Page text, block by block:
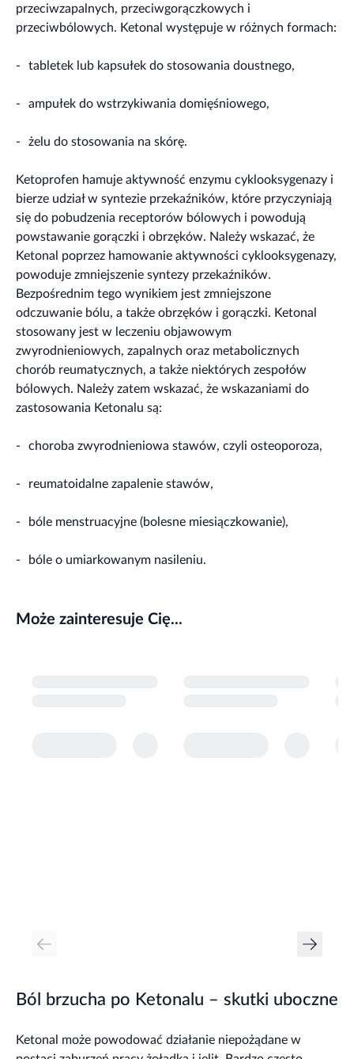
przeciwzapalnych, przeciwgorączkowych i
przeciwbólowych. Ketonal występuje w różnych formach:
- tabletek lub kapsułek do stosowania doustnego,
- ampułek do wstrzykiwania domięśniowego,
- żelu do stosowania na skórę.
Ketoprofen hamuje aktywność enzymu cyklooksygenazy i
bierze udział w syntezie przekaźników, które przyczyniają
się do pobudzenia receptorów bólowych i powodują
powstawanie gorączki i obrzęków. Należy wskazać, że
Ketonal poprzez hamowanie aktywności cyklooksygenazy,
powoduje zmniejszenie syntezy przekaźników.
Bezpośrednim tego wynikiem jest zmniejszone
odczuwanie bólu, a także obrzęków i gorączki. Ketonal
stosowany jest w leczeniu objawowym
zwyrodnieniowych, zapalnych oraz metabolicznych
chorób reumatycznych, a także niektórych zespołów
bólowych. Należy zatem wskazać, że wskazaniami do
zastosowania Ketonalu są:
- choroba zwyrodnieniowa stawów, czyli osteoporoza,
- reumatoidalne zapalenie stawów,
- bóle menstruacyjne (bolesne miesiączkowanie),
- bóle o umiarkowanym nasileniu.
Może zainteresuje Cię...
Ból brzucha po Ketonalu – skutki uboczne
Ketonal może powodować działanie niepożądane w